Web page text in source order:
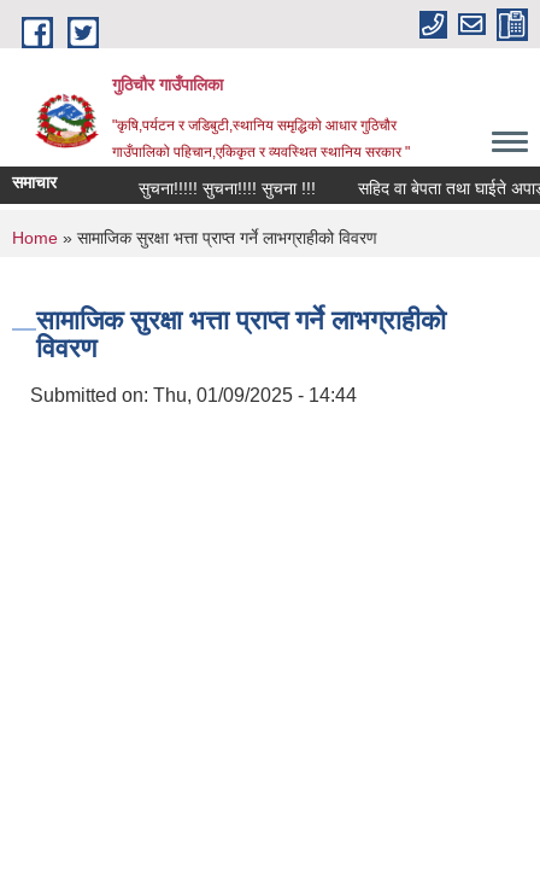
Skip to main content
गुठिचौर गाउँपालिका
"कृषि,पर्यटन र जडिबुटी,स्थानिय समृद्धिको आधार गुठिचौर
गाउँपालिको पहिचान,एकिकृत र व्यवस्थित स्थानिय सरकार "
समाचार सुचना!!!!! सुचना!!!! सुचना !!! सहिद वा बेपता तथा घाईते
You are here
Home » सामाजिक सुरक्षा भत्ता प्राप्त गर्ने लाभग्राहीको विवरण
सामाजिक सुरक्षा भत्ता प्राप्त गर्ने लाभग्राहीको
विवरण
Submitted on: Thu, 01/09/2025 - 14:44